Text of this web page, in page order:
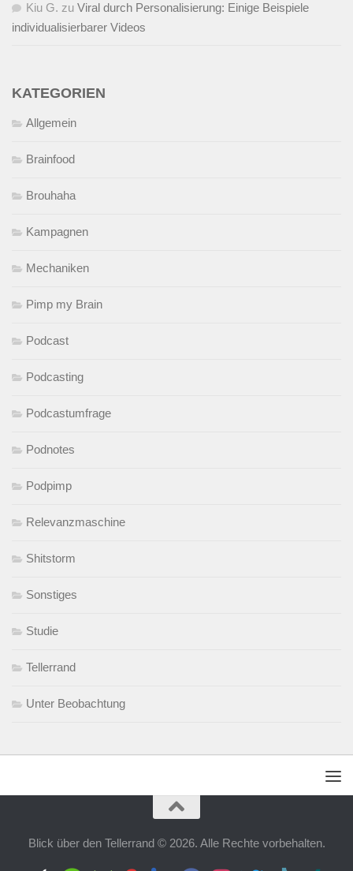
Kiu G. zu Viral durch Personalisierung: Einige Beispiele
individualisierbarer Videos
KATEGORIEN
Allgemein
Brainfood
Brouhaha
Kampagnen
Mechaniken
Pimp my Brain
Podcast
Podcasting
Podcastumfrage
Podnotes
Podpimp
Relevanzmaschine
Shitstorm
Sonstiges
Studie
Tellerrand
Unter Beobachtung
Blick über den Tellerrand © 2026. Alle Rechte vorbehalten.